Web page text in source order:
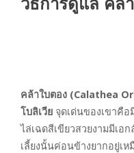
คล้าใบตอง (Calathea
โบลิเวีย จุดเด่นของเขาคื
ไล่เฉดสีเขียวสวยงามมีเอ
เลี้ยงนั้นค่อนข้างยากอยู่เ